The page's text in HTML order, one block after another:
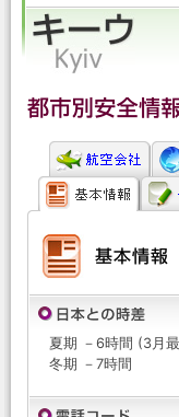
夏期 －6時間 (3月
冬期 －7時間